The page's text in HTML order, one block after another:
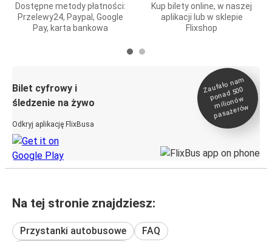
Dostępne metody płatności:
Przelewy24, Paypal, Google
Pay, karta bankowa
Kup bilety online, w naszej
aplikacji lub w sklepie
Flixshop
Bilet cyfrowy i
śledzenie na żywo
Odkryj aplikację FlixBusa
Zaufało na
m
ponad 500
milionó
w
pasażeró
w
Na tej stronie znajdziesz:
Przystanki autobusowe
FAQ